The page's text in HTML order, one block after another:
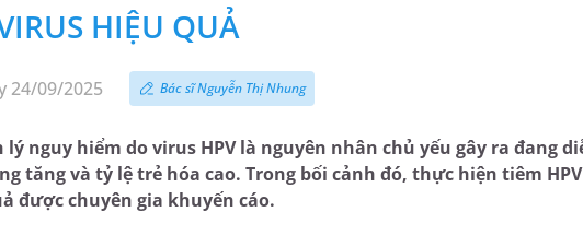
HIỆU QUẢ
24/09/2025 Bác sĩ Nguyễn Thị Nhung
nguy hiểm do virus HPV là nguyên nhân chủ yếu gây ra đang
tăng và tỷ lệ trẻ hóa cao. Trong bối cảnh đó, thực hiện tiêm
được chuyên gia khuyến cáo.